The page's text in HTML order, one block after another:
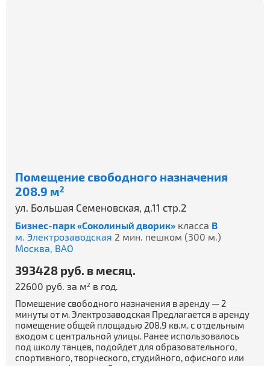
Помещение свободного назначения
208.9 м2
ул. Большая Семеновская, д.11 стр.2
Бизнес-парк «Соколиный дворик» класса B
м. Электрозаводская 2 мин. пешком (300 м.)
Москва, ВАО
393428 руб. в месяц.
22600 руб. за м2 в год.
Помещение свободного назначения в аренду — 2
минуты от м. Электрозаводская Предлагается в аренду
помещение общей площадью 208.9 кв.м. с отдельным
входом с центральной улицы. Ранее использовалось
под школу танцев, подойдет для образовательного,
спортивного, творческого, студийного, офисного или